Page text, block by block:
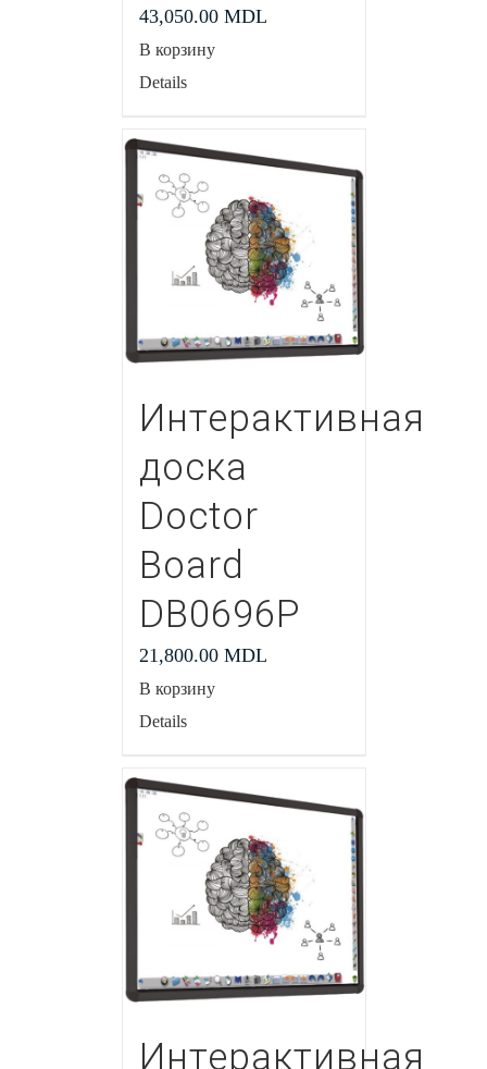
43,050.00 MDL
В корзину
Details
Интерактивная
доска
Doctor
Board
DB0696P
21,800.00 MDL
В корзину
Details
Интерактивная